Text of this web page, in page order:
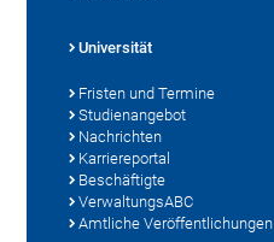
Universität
Fristen und Termine
Studienangebot
Nachrichten
Karriereportal
Beschäftigte
VerwaltungsABC
Amtliche Veröffentlichungen